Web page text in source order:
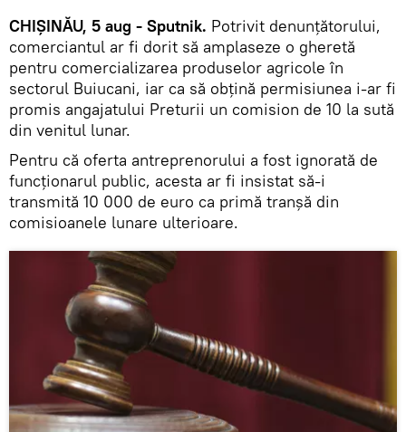
CHIȘINĂU, 5 aug - Sputnik. Potrivit denunţătorului,
comerciantul ar fi dorit să amplaseze o gheretă
pentru comercializarea produselor agricole în
sectorul Buiucani, iar ca să obţină permisiunea i-ar fi
promis angajatului Preturii un comision de 10 la sută
din venitul lunar.
Pentru că oferta antreprenorului a fost ignorată de
funcționarul public, acesta ar fi insistat să-i
transmită 10 000 de euro ca primă tranşă din
comisioanele lunare ulterioare.